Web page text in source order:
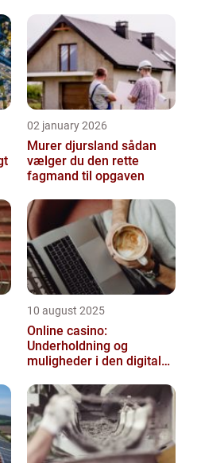
02 january 2026
Murer djursland sådan
vælger du den rette
fagmand til opgaven
10 august 2025
Online casino:
Underholdning og
muligheder i den digitale